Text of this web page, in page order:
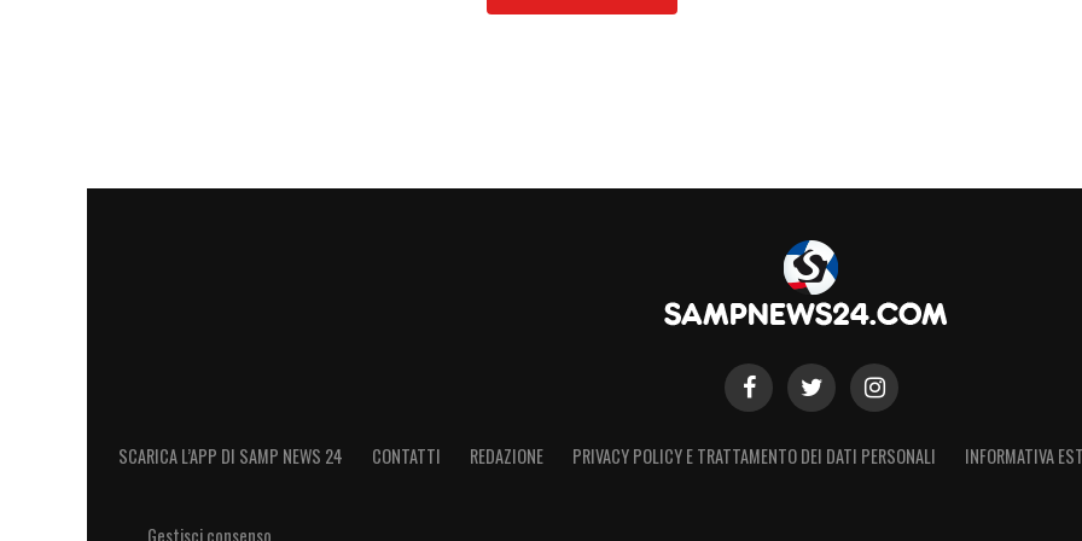
SCARICA L’APP DI SAMP NEWS 24 CONTATTI REDAZIONE PRIVACY POLICY E TRATTAMENTO DEI DATI PERSONALI INFORMATIVA
Gestisci consenso